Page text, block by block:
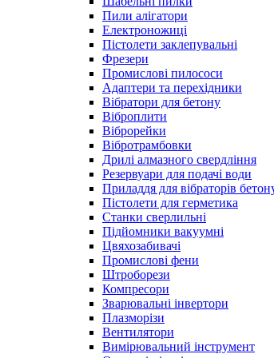
Пили алігатори
Електроножиці
Пістолети заклепувальні
Фрезери
Промислові пилососи
Адаптери та перехідники
Вібратори для бетону
Віброплити
Віброрейки
Вібротрамбовки
Дрилі алмазного свердління
Резервуари для подачі води
Приладдя для вібраторів
Пістолети для герметика
Станки сверлильні
Підйомники вакуумні
Цвяхозабивачі
Промислові фени
Штроборези
Компресори
Зварювальні інвертори
Плазморізи
Вентилятори
Вимірювальний інструмент